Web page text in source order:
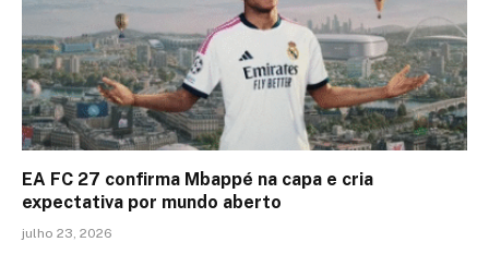
EA FC 27 confirma Mbappé na capa e cria
expectativa por mundo aberto
julho 23, 2026